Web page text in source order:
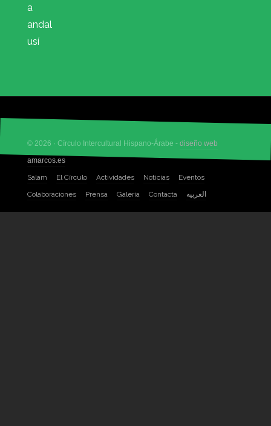
a
andal
usí
© 2026 · Círculo Intercultural Hispano-Árabe - diseño web
amarcos.es
Salam
El Círculo Actividades Noticias
Eventos
Colaboraciones
Prensa Galería Contacta العربيه